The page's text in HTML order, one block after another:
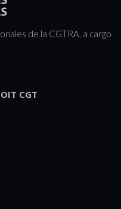
de la CGTRA, a cargo
CGT